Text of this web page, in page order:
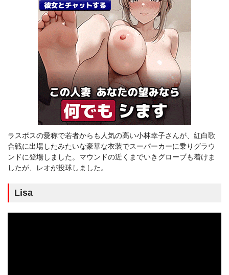
ラスボスの愛称で若者からも人気の高い小林幸子さんが、紅白歌
合戦に出場したみたいな豪華な衣装でスーパーカーに乗りグラウ
ンドに登場しました。マウンドの近くまでいきグローブも着けま
したが、レオが投球しました。
Lisa